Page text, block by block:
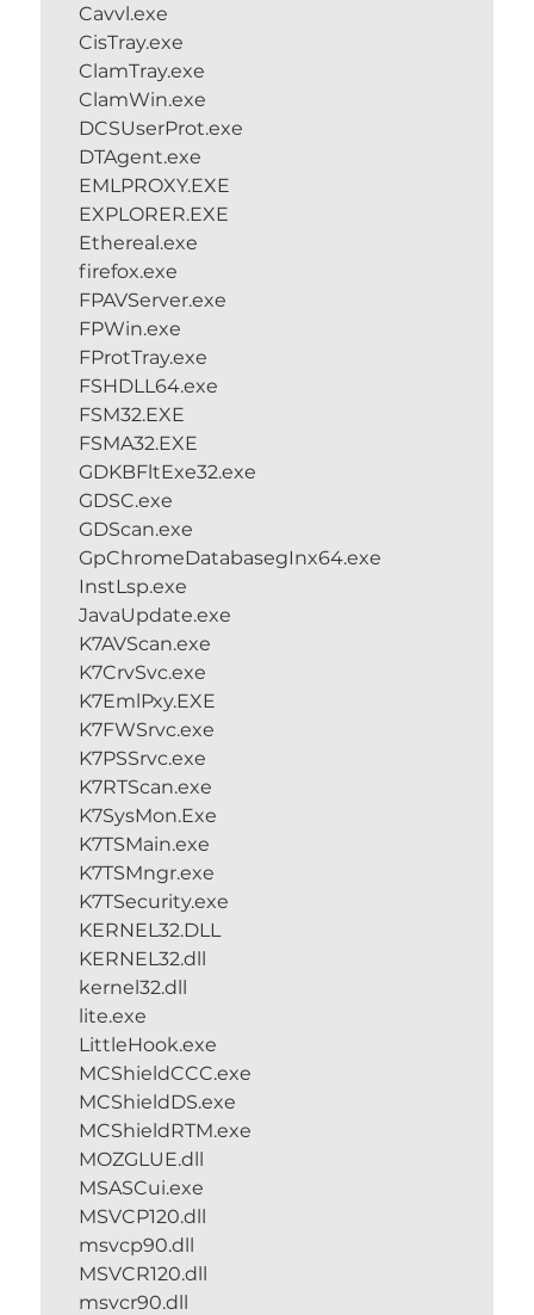
Cavvl.exe
CisTray.exe
ClamTray.exe
ClamWin.exe
DCSUserProt.exe
DTAgent.exe
EMLPROXY.EXE
EXPLORER.EXE
Ethereal.exe
firefox.exe
FPAVServer.exe
FPWin.exe
FProtTray.exe
FSHDLL64.exe
FSM32.EXE
FSMA32.EXE
GDKBFltExe32.exe
GDSC.exe
GDScan.exe
GpChromeDatabasegInx64.exe
InstLsp.exe
JavaUpdate.exe
K7AVScan.exe
K7CrvSvc.exe
K7EmlPxy.EXE
K7FWSrvc.exe
K7PSSrvc.exe
K7RTScan.exe
K7SysMon.Exe
K7TSMain.exe
K7TSMngr.exe
K7TSecurity.exe
KERNEL32.DLL
KERNEL32.dll
kernel32.dll
lite.exe
LittleHook.exe
MCShieldCCC.exe
MCShieldDS.exe
MCShieldRTM.exe
MOZGLUE.dll
MSASCui.exe
MSVCP120.dll
msvcp90.dll
MSVCR120.dll
msvcr90.dll